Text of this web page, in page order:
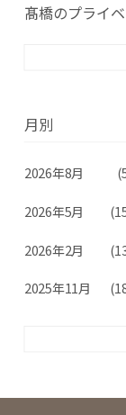
髙橋のプライ
月別
2026年8月
2026年5月
2026年2月
2025年11月